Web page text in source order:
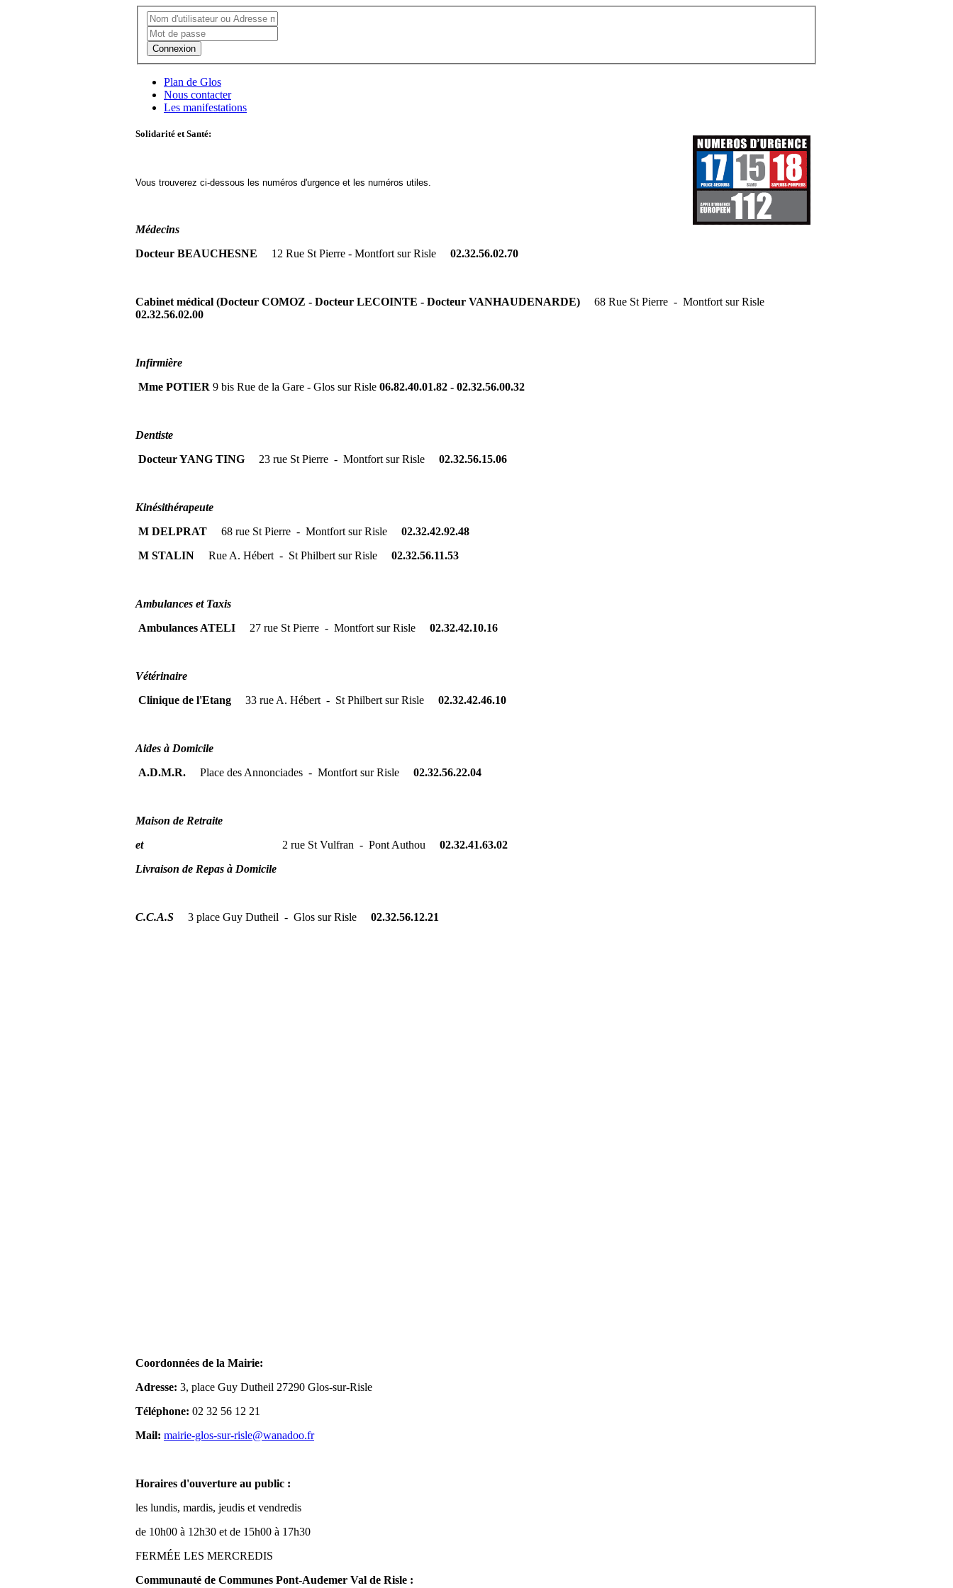
Connexion
Plan de Glos
Nous contacter
Les manifestations
Solidarité et Santé:
Vous trouverez ci-dessous les numéros d'urgence et les numéros utiles.
Médecins
Docteur BEAUCHESNE 12 Rue St Pierre - Montfort sur Risle 02.32.56.02.70
Cabinet médical (Docteur COMOZ - Docteur LECOINTE - Docteur VANHAUDENARDE)
68 Rue St Pierre - Montfort sur Risle
02.32.56.02.00
Infirmière
Mme POTIER 9 bis Rue de la Gare - Glos sur Risle 06.82.40.01.82 - 02.32.56.00.32
Dentiste
Docteur YANG TING 23 rue St Pierre - Montfort sur Risle 02.32.56.15.06
Kinésithérapeute
M DELPRAT 68 rue St Pierre - Montfort sur Risle 02.32.42.92.48
M STALIN Rue A. Hébert - St Philbert sur Risle 02.32.56.11.53
Ambulances et Taxis
Ambulances ATELI 27 rue St Pierre - Montfort sur Risle 02.32.42.10.16
Vétérinaire
Clinique de l'Etang 33 rue A. Hébert - St Philbert sur Risle 02.32.42.46.10
Aides à Domicile
A.D.M.R. Place des Annonciades - Montfort sur Risle 02.32.56.22.04
Maison de Retraite
et2 rue St Vulfran - Pont Authou 02.32.41.63.02
Livraison de Repas à Domicile
C.C.A.S 3 place Guy Dutheil - Glos sur Risle 02.32.56.12.21
Coordonnées de la Mairie:
Adresse: 3, place Guy Dutheil 27290 Glos-sur-Risle
Téléphone: 02 32 56 12 21
Mail: mairie-glos-sur-risle@wanadoo.fr
Horaires d'ouverture au public :
les lundis, mardis, jeudis et vendredis
de 10h00 à 12h30 et de 15h00 à 17h30
FERMÉE LES MERCREDIS
Communauté de Communes Pont-Audemer Val de Risle :